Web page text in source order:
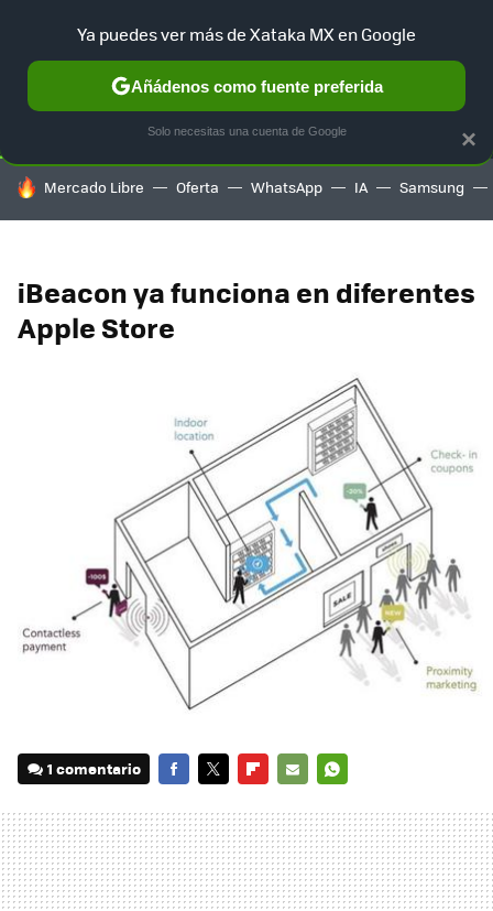
SELECCIÓN GAMING HOME AUTO TERRITORIO
HOY SE HABLA DE
Mercado Libre Oferta WhatsApp IA Samsung
iBeacon ya funciona en diferentes
Apple Store
1 comentario
MAIL
×
Ya puedes ver más de Xataka MX en Google
Añádenos como fuente preferida
Solo necesitas una cuenta de Google